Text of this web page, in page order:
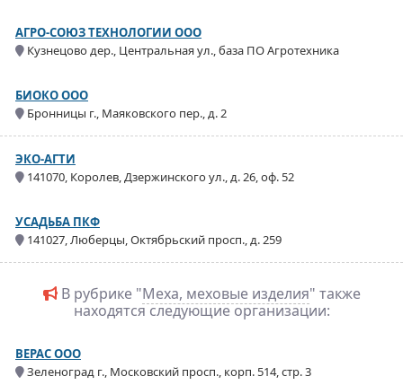
АГРО-СОЮЗ ТЕХНОЛОГИИ ООО
Кузнецово дер., Центральная ул., база ПО Агротехника
БИОКО ООО
Бронницы г., Маяковского пер., д. 2
ЭКО-АГТИ
141070, Королев, Дзержинского ул., д. 26, оф. 52
УСАДЬБА ПКФ
141027, Люберцы, Октябрьский просп., д. 259
В рубрике "Меха, меховые изделия" также
находятся следующие организации:
ВЕРАС ООО
Зеленоград г., Московский просп., корп. 514, стр. 3